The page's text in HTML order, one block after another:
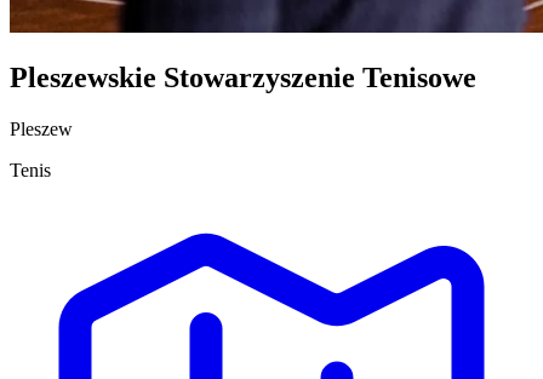
Pleszewskie Stowarzyszenie Tenisowe
Pleszew
Tenis